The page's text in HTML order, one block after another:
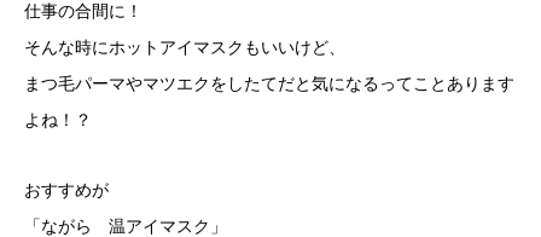
仕事の合間に！
そんな時にホットアイマスクもいいけど、
まつ毛パーマやマツエクをしたてだと気になるってことあります
よね！？
おすすめが
「ながら 温アイマスク」